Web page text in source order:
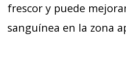
frescor y puede
sanguínea en la zona